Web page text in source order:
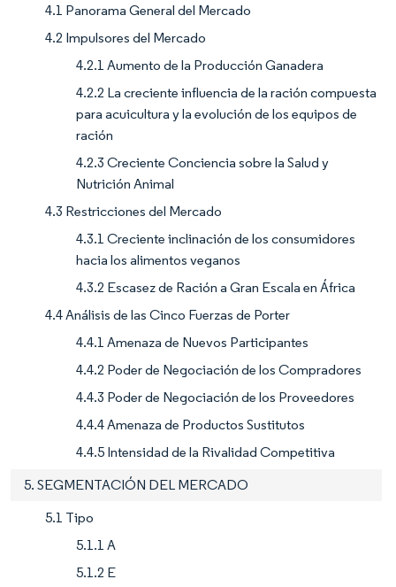
4.1 Panorama General del Mercado
4.2 Impulsores del Mercado
4.2.1 Aumento de la Producción Ganadera
4.2.2 La creciente influencia de la ración compuesta
para acuicultura y la evolución de los equipos de
ración
4.2.3 Creciente Conciencia sobre la Salud y
Nutrición Animal
4.3 Restricciones del Mercado
4.3.1 Creciente inclinación de los consumidores
hacia los alimentos veganos
4.3.2 Escasez de Ración a Gran Escala en África
4.4 Análisis de las Cinco Fuerzas de Porter
4.4.1 Amenaza de Nuevos Participantes
4.4.2 Poder de Negociación de los Compradores
4.4.3 Poder de Negociación de los Proveedores
4.4.4 Amenaza de Productos Sustitutos
4.4.5 Intensidad de la Rivalidad Competitiva
5. SEGMENTACIÓN DEL MERCADO
5.1 Tipo
5.1.1 A
5.1.2 E